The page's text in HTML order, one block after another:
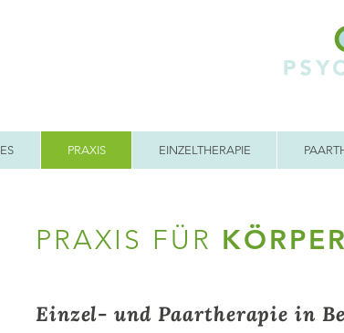
PRAXIS EINZELTHERAPIE
PRAXIS FÜR
Einzel- und Paartherapie in